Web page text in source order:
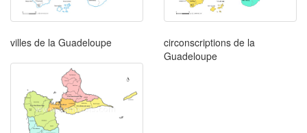
villes de la Guadeloupe
circonscriptions de la
Guadeloupe